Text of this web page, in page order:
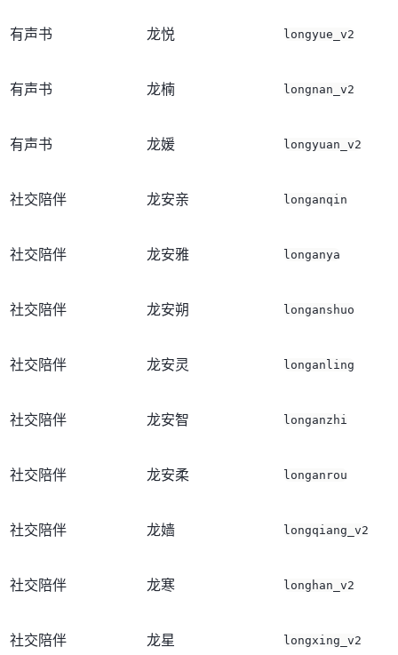
有声书 龙悦 longyue_v2
有声书 龙楠 longnan_v2
有声书 龙媛 longyuan_v2
社交陪伴 龙安亲 longanqin
社交陪伴 龙安雅 longanya
社交陪伴 龙安朔 longanshuo
社交陪伴 龙安灵 longanling
社交陪伴 龙安智 longanzhi
社交陪伴 龙安柔 longanrou
社交陪伴 龙嫱 longqiang_v2
社交陪伴 龙寒 longhan_v2
社交陪伴 龙星 longxing_v2